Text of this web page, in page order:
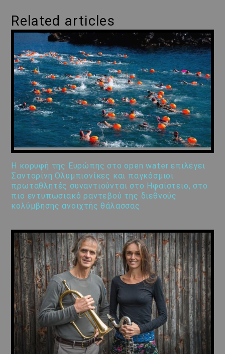
Related articles
Η κορυφή της Ευρώπης στο open water επιλέγει
Σαντορίνη Ολυμπιονίκες και παγκόσμιοι
πρωταθλητές συναντιούνται στο Ηφαίστειο, στο
πιο εντυπωσιακό ραντεβού της διεθνούς
κολύμβησης ανοιχτής θάλασσας